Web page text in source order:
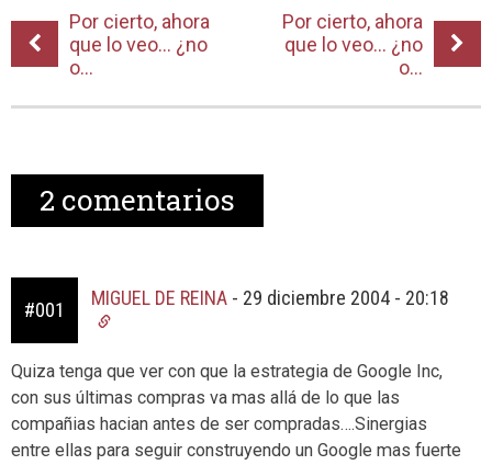
Por cierto, ahora
que lo veo… ¿no
o...
Por cierto, ahora
que lo veo… ¿no
o...
2 comentarios
#001
MIGUEL DE REINA - 29 diciembre 2004 - 20:18
Quiza tenga que ver con que la estrategia de Google Inc,
con sus últimas compras va mas allá de lo que las
compañias hacian antes de ser compradas….Sinergias
entre ellas para seguir construyendo un Google mas fuerte